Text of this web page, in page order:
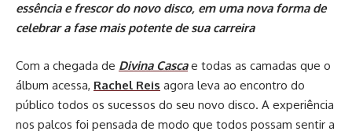
essência e frescor do novo disco, em uma nova forma de
celebrar a fase mais potente de sua carreira
Com a chegada de Divina Casca e todas as camadas que o
álbum acessa, Rachel Reis agora leva ao encontro do
público todos os sucessos do seu novo disco. A experiência
nos palcos foi pensada de modo que todos possam sentir a